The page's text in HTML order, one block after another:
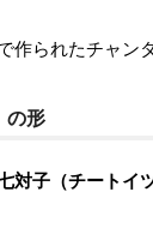
作られたチャン
の形
対子（チートイ